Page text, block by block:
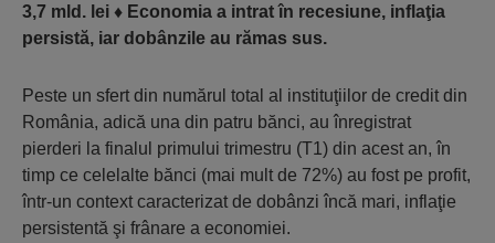
3,7 mld. lei ♦ Economia a intrat în recesiune, inflaţia
persistă, iar dobânzile au rămas sus.
Peste un sfert din numărul total al instituţiilor de credit din
România, adică una din patru bănci, au înregistrat
pierderi la finalul primului trimestru (T1) din acest an, în
timp ce celelalte bănci (mai mult de 72%) au fost pe profit,
într-un context caracterizat de dobânzi încă mari, inflaţie
persistentă şi frânare a economiei.